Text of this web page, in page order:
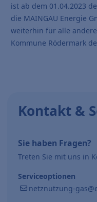
ist ab dem 01.04.2023
die MAINGAU Energie
weiterhin für alle
Kommune Rödermark
Kontakt &
Sie haben Fragen?
Treten Sie mit uns in
Serviceoptionen
netznutzung-